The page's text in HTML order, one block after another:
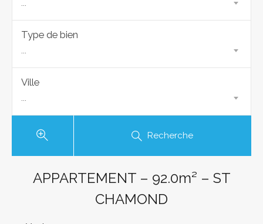
...
Type de bien
...
Ville
...
Recherche
APPARTEMENT – 92.0m² – ST
CHAMOND